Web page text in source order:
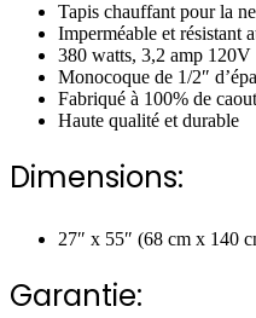
Tapis chauffant pour la
Imperméable et résistant
380 watts, 3,2 amp 120V
Monocoque de 1/2″
Fabriqué à 100% de
Haute qualité et durable
Dimensions:
27″ x 55″ (68 cm x 140
Garantie: